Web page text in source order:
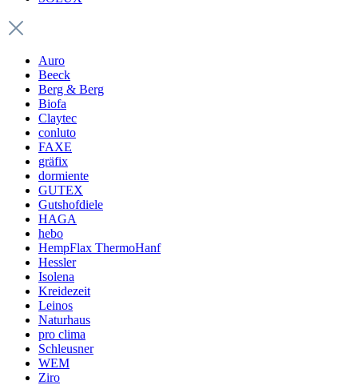
Auro
Beeck
Berg & Berg
Biofa
Claytec
conluto
FAXE
gräfix
dormiente
GUTEX
Gutshofdiele
HAGA
hebo
HempFlax ThermoHanf
Hessler
Isolena
Kreidezeit
Leinos
Naturhaus
pro clima
Schleusner
WEM
Ziro